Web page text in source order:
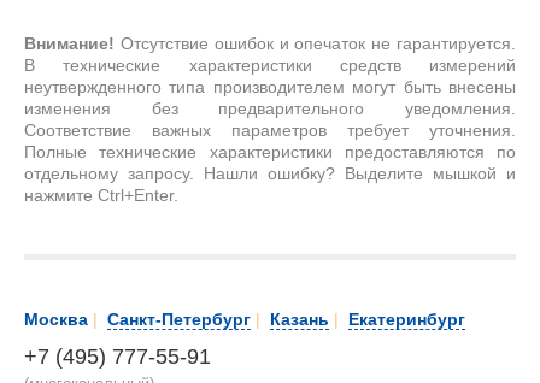
Внимание! Отсутствие ошибок и опечаток не гарантируется.
В технические характеристики средств измерений
неутвержденного типа производителем могут быть внесены
изменения без предварительного уведомления.
Соответствие важных параметров требует уточнения.
Полные технические характеристики предоставляются по
отдельному запросу. Нашли ошибку? Выделите мышкой и
нажмите Ctrl+Enter.
Москва | Санкт-Петербург | Казань | Екатеринбург
+7 (495) 777-55-91